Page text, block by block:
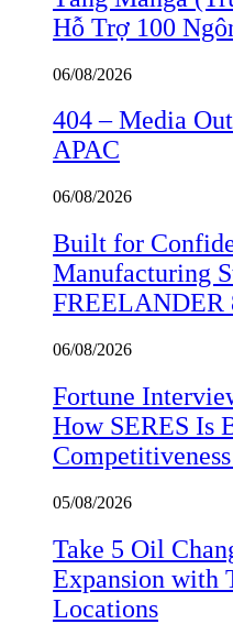
Hỗ Trợ 100
06/08/2026
404 – Media
APAC
06/08/2026
Built for
Manufacturing
FREELANDER
06/08/2026
Fortune
How SERES Is
05/08/2026
Take 5 Oil
Expansion with
Locations